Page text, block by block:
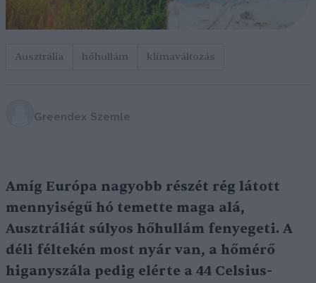
Ausztrália hőhullám klímaváltozás
Greendex Szemle
Amíg Európa nagyobb részét rég látott
mennyiségű hó temette maga alá,
Ausztráliát súlyos hőhullám fenyegeti. A
déli féltekén most nyár van, a hőmérő
higanyszála pedig elérte a 44 Celsius-